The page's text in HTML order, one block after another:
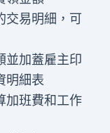
交易明細，可
並加蓋雇主印
明細表
加班費和工作